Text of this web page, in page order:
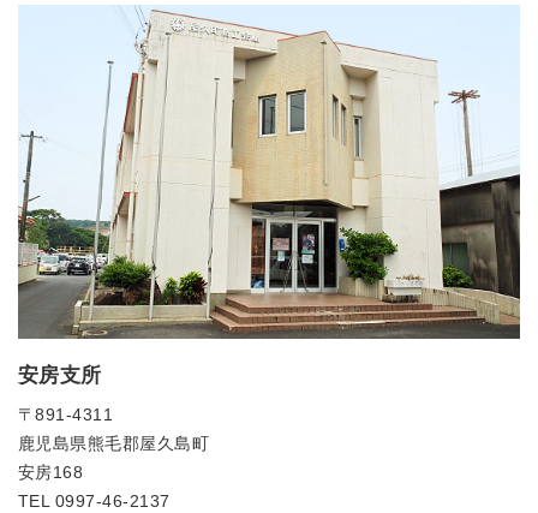
安房支所
〒891-4311
鹿児島県熊毛郡屋久島町
安房168
TEL 0997-46-2137